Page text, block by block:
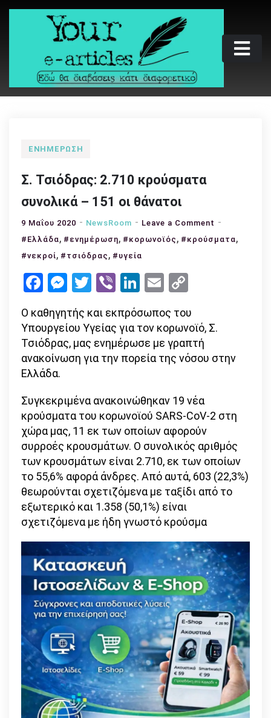
Skip
Your e-articles
Εδώ θα διαβάσεις κάτι διαφορετικό
ΕΝΗΜΈΡΩΣΗ
Σ. Τσιόδρας: 2.710 κρούσματα
συνολικά – 151 οι θάνατοι
9 Μαΐου 2020 NewsRoom Leave a Comment on
Σ.
151
θάνατοι
#Ελλάδα, #ενημέρωση, #κορωνοϊός , #κρούσματα,
#νεκροί, #τσιόδρας , #υγεία
Facebook
Messenger
Twitter
ViberLinkedIn
Email
Ο καθηγητής και εκπρόσωπος του
Υπουργείου Υγείας για τον κορωνοϊό, Σ.
Τσιόδρας, μας ενημέρωσε με γραπτή
ανακοίνωση για την πορεία της νόσου στην
Ελλάδα.
Συγκεκριμένα ανακοινώθηκαν 19 νέα
κρούσματα του κορωνοϊού SARS-CoV-2 στη
χώρα μας, 11 εκ των οποίων αφορούν
συρροές κρουσμάτων. Ο συνολικός αριθμός
των κρουσμάτων είναι 2.710, εκ των οποίων
το 55,6% αφορά άνδρες. Από αυτά, 603 (22,3%)
θεωρούνται σχετιζόμενα με ταξίδι από το
εξωτερικό και 1.358 (50,1%) είναι
σχετιζόμενα με ήδη γνωστό κρούσμα